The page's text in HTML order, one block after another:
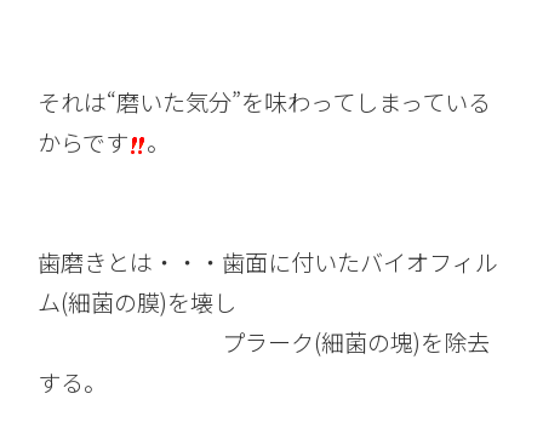
それは“磨いた気分”を味わってしまっている
からです
。
歯磨きとは・・・歯面に付いたバイオフィル
ム(細菌の膜)を壊し
プラーク(細菌の塊)を除去
する。